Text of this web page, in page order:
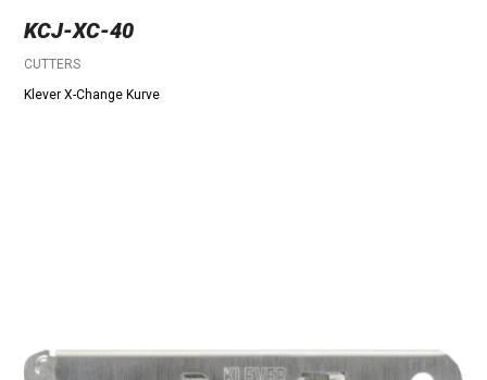
KCJ-XC-40
CUTTERS
Klever X-Change Kurve